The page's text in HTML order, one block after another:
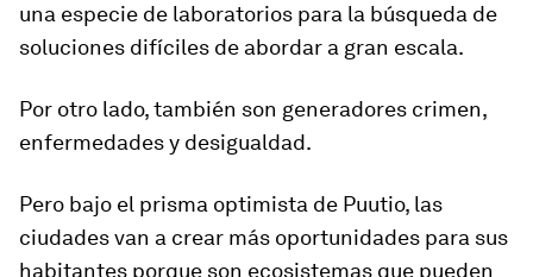
una especie de laboratorios para la búsqueda de
soluciones difíciles de abordar a gran escala.
Por otro lado, también son generadores crimen,
enfermedades y desigualdad.
Pero bajo el prisma optimista de Puutio, las
ciudades van a crear más oportunidades para sus
habitantes porque son ecosistemas que pueden